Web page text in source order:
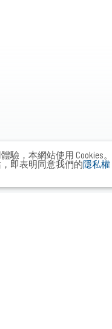
驗，本網站使用 Cookies。
即表明同意我們的隱私權